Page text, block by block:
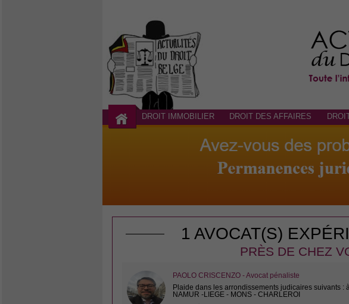
DROIT IMMOBILIER DROIT DES AFFAIRES
1 AVOCAT(S)
PRÈS DE CHEZ
PAOLO CRISCENZO - Avocat pénaliste
Plaide dans les arrondissements judicaires suivants :
NAMUR -LIEGE - MONS - CHARLEROI